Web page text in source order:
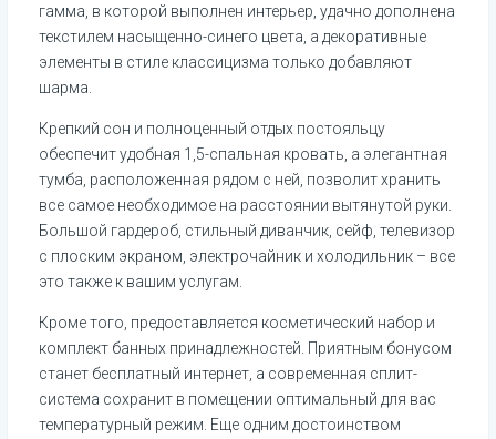
гамма, в которой выполнен интерьер, удачно дополнена
текстилем насыщенно-синего цвета, а декоративные
элементы в стиле классицизма только добавляют
шарма.
Крепкий сон и полноценный отдых постояльцу
обеспечит удобная 1,5-спальная кровать, а элегантная
тумба, расположенная рядом с ней, позволит хранить
все самое необходимое на расстоянии вытянутой руки.
Большой гардероб, стильный диванчик, сейф, телевизор
с плоским экраном, электрочайник и холодильник – все
это также к вашим услугам.
Кроме того, предоставляется косметический набор и
комплект банных принадлежностей. Приятным бонусом
станет бесплатный интернет, а современная сплит-
система сохранит в помещении оптимальный для вас
температурный режим. Еще одним достоинством